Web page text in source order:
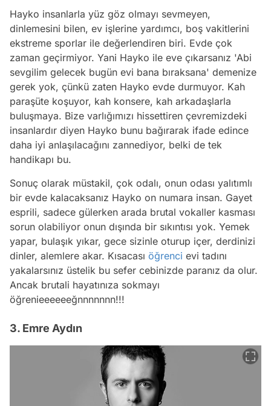
Hayko insanlarla yüz göz olmayı sevmeyen,
dinlemesini bilen, ev işlerine yardımcı, boş vakitlerini
ekstreme sporlar ile değerlendiren biri. Evde çok
zaman geçirmiyor. Yani Hayko ile eve çıkarsanız 'Abi
sevgilim gelecek bugün evi bana bıraksana' demenize
gerek yok, çünkü zaten Hayko evde durmuyor. Kah
paraşüte koşuyor, kah konsere, kah arkadaşlarla
buluşmaya. Bize varlığımızı hissettiren çevremizdeki
insanlardır diyen Hayko bunu bağırarak ifade edince
daha iyi anlaşılacağını zannediyor, belki de tek
handikapı bu.
Sonuç olarak müstakil, çok odalı, onun odası yalıtımlı
bir evde kalacaksanız Hayko on numara insan. Gayet
esprili, sadece gülerken arada brutal vokaller kasması
sorun olabiliyor onun dışında bir sıkıntısı yok. Yemek
yapar, bulaşık yıkar, gece sizinle oturup içer, derdinizi
dinler, alemlere akar. Kısacası öğrenci evi tadını
yakalarsınız üstelik bu sefer cebinizde paranız da olur.
Ancak brutali hayatınıza sokmayı
öğrenieeeeeeğnnnnnnn!!!
3. Emre Aydın